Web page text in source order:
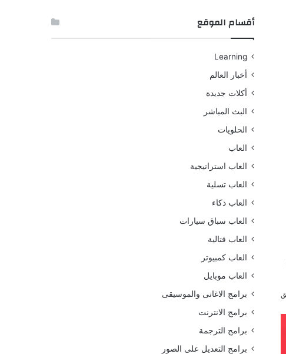
أقسام الموقع
Learning
أخبار العالم
أكلات جديدة
البث المباشر
الحلويات
العاب
العاب استراتيجية
العاب تسلية
العاب ذكاء
العاب سباق سيارات
العاب قتالية
العاب كمبيوتر
العاب موبايل
برامج الاغانى والموسيقى
برامج الانترنت
برامج الترجمة
برامج التعديل على الصور